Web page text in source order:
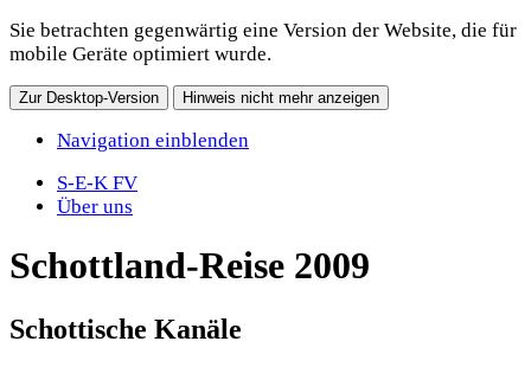
Sie betrachten gegenwärtig eine Version der Website, die für
mobile Geräte optimiert wurde.
Zur Desktop-Version Hinweis nicht mehr anzeigen
Navigation einblenden
S-E-K FV
Über uns
Schottland-Reise 2009
Schottische Kanäle